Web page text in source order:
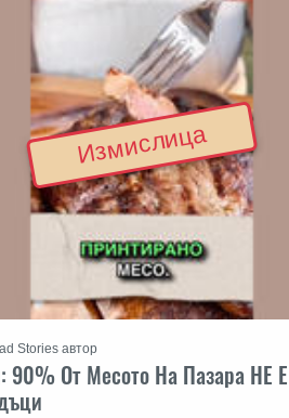
90% От Месото На Пазара НЕ
Stories автор
Измислица